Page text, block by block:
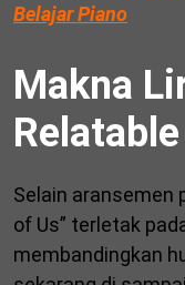
Belajar Piano
Makna
Selain aransemen
of Us” terletak
membandingkan